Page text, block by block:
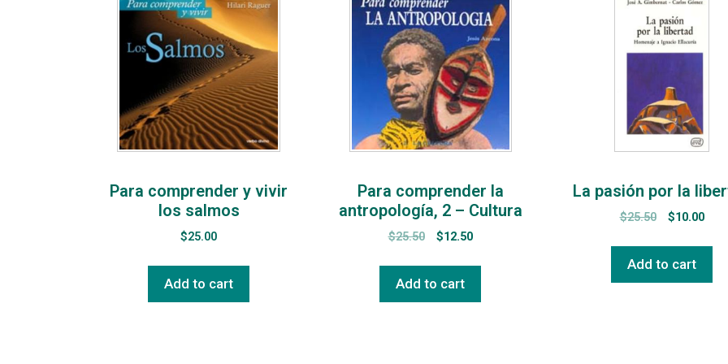
Para comprender y vivir
los salmos
$25.00
Add to cart
Para comprender la
antropología, 2 – Cultura
$25.50 $12.50
Add to cart
La pasión por la
$25.50 $10.00
Add to cart